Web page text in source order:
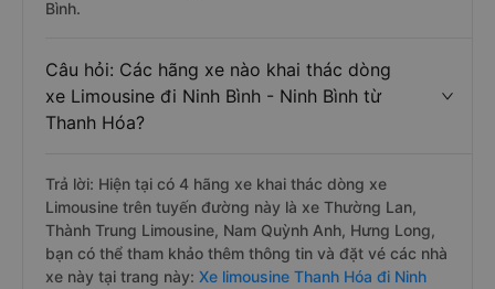
Bình.
Câu hỏi: Các hãng xe nào khai thác dòng
xe Limousine đi Ninh Bình - Ninh Bình từ
Thanh Hóa?
Trả lời: Hiện tại có 4 hãng xe khai thác dòng xe
Limousine trên tuyến đường này là xe Thường Lan,
Thành Trung Limousine, Nam Quỳnh Anh, Hưng Long,
bạn có thể tham khảo thêm thông tin và đặt vé các nhà
xe này tại trang này: Xe limousine Thanh Hóa đi Ninh